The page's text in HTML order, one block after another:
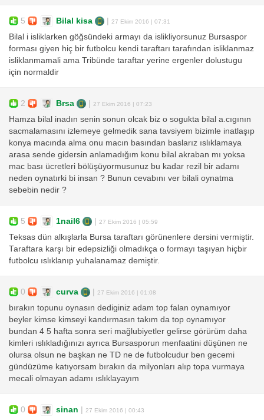
5 Bilal kisa 27 Ekim 2016 | 07:31
Bilal i isliklarken göğsündeki armayı da islikliyorsunuz Bursaspor
forması giyen hiç bir futbolcu kendi taraftarı tarafından isliklanmaz
isliklanmamali ama Tribünde taraftar yerine ergenler dolustugu
için normaldir
2 Brsa 27 Ekim 2016 | 07:23
Hamza bilal inadın senin sonun olcak biz o sogukta bilal a.cıgının
sacmalamasını izlemeye gelmedik sana tavsiyem bizimle inatlaşıp
konya macında alma onu macın basından baslarız ıslıklamaya
arasa sende gidersin anlamadığım konu bilal akraban mı yoksa
mac bası ücretleri bölüşüyormusunuz bu kadar rezil bir adamı
neden oynatırki bi insan ? Bunun cevabını ver bilali oynatma
sebebin nedir ?
5 1nail6 27 Ekim 2016 | 05:59
Teksas dün alkışlarla Bursa taraftarı görünenlere dersini vermiştir.
Taraftara karşı bir edepsizliği olmadıkça o formayı taşıyan hiçbir
futbolcu ıslıklanıp yuhalanamaz demiştir.
0 curva 27 Ekim 2016 | 01:08
bırakın topunu oynasın dediginiz adam top falan oynamıyor
beyler kimse kimseyi kandırmasın takım da top oynamıyor
bundan 4 5 hafta sonra seri mağlubiyetler gelirse görürüm daha
kimleri ıslıkladığınızı ayrıca Bursasporun menfaatini düşünen ne
olursa olsun ne başkan ne TD ne de futbolcudur ben gecemi
gündüzüme katıyorsam bırakın da milyonları alıp topa vurmaya
mecali olmayan adamı ıslıklayayım
0 sinan 27 Ekim 2016 | 00:43